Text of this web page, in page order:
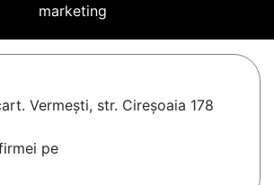
marketing
Vermești, str. Cireșoaia 178
pe